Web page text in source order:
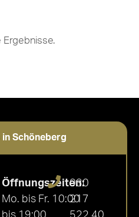
Ergebnisse.
in Schöneberg
Öffnungszeiten:
Mo. bis Fr. 10:00
030
217